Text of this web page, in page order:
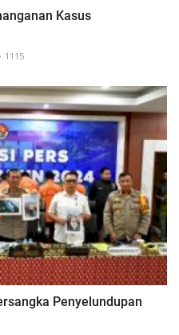
Kasus
1115
Penyelundupan